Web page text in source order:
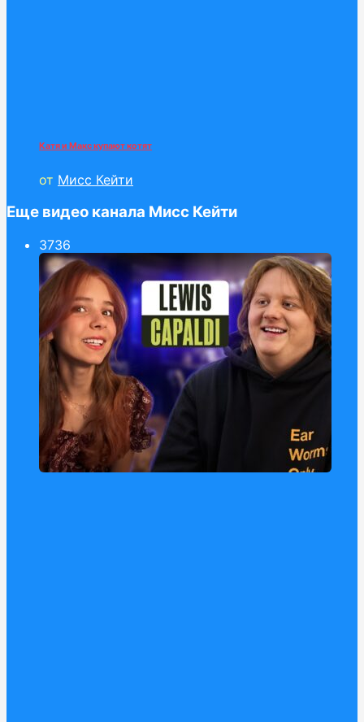
Катя и Макс купают котят
от Мисс Кейти
Еще видео канала Мисс Кейти
3736